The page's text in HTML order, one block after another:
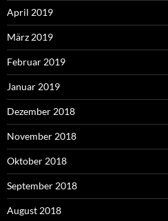
April 2019
März 2019
Februar 2019
Januar 2019
Dezember 2018
November 2018
Oktober 2018
September 2018
August 2018